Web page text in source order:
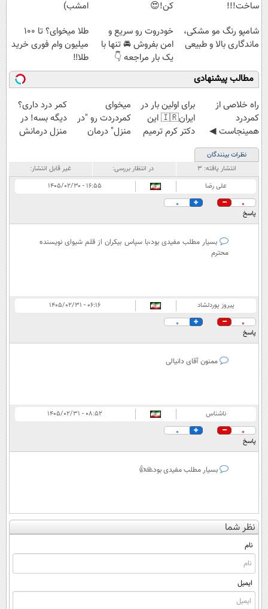
ساخت!!! کن!😍
امشب)
شامپو رنگ مو مشکی،
ماندگاری بالا و طبیعی
خودروت رو سریع و
امن بفروش 🚘 تنها با
یک بار مراجعه 👇
طلا میخوای؟ تا 100
میلیون وام فوری خرید
طلا‼️
مطالب پیشنهادی
‌راه خلاصی از
کمردرد
همینجاست ◀
فقط کافیه فرم
رو پر کنی!
برای اولین بار در
ایران🇮🇷 این
دکتر کرم ترمیم
میخوای
کمردردت رو "در
منزل" درمان
کمر درد داری؟
دیگه بسه! در
منزل درمانش
نظرات بینندگان
انتشار یافته: ۳ در انتظار بررسی:
غیر قابل انتشار:
علی رضا
۱۶:۵۵ - ۱۴۰۵/۰۲/۳۰
0
0
پاسخ
بسیار مطلب مفیدی بود،با سپاس بیکران از قلم شیوای نویسنده
محترم
پیروز پوردلشاد
۰۶:۱۶ - ۱۴۰۵/۰۲/۳۱
0
0
پاسخ
ممنون آقای دانیالی
ناشناس
۰۸:۵۲ - ۱۴۰۵/۰۲/۳۱
0
0
پاسخ
بسیار مطلب مفیدی بود🙏👍
نظر شما
نام
ایمیل